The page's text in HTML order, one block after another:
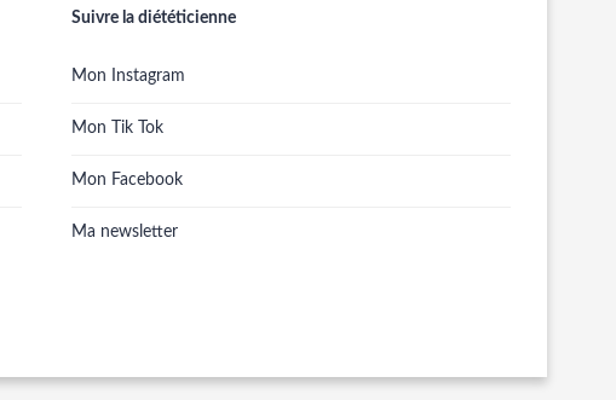
Suivre la diététicienne
Mon Instagram
Mon Tik Tok
Mon Facebook
Ma newsletter